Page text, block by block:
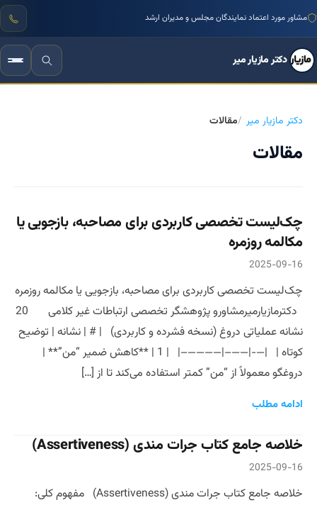
مشاور مورد اعتماد نمایندگان مجلس و مدیران ارشد
دکتر مازیار میر
دکتر مازیار میر مقالات
مقالات
چک‌لیست تخصصی کاربردی برای مصاحبه، بازجویی یا
مکالمه روزمره
2025-09-16
چک‌لیست تخصصی کاربردی برای مصاحبه، بازجویی یا مکالمه روزمره
دکترمازیارمیرمشاورو پژوهشگر تخصصی ارتباطات غیر کلامی 20
نشانه عملیاتی دروغ (نسخه فشرده و کاربردی) | # | نشانه | توضیح
کوتاه | |—-|——–|————–| | 1 | **کاهش ضمیر “من”** |
دروغگو معمولاً از “من” کمتر استفاده می‌کند تا از […]
ادامه مطلب
خلاصه جامع کتاب جرات مندی (Assertiveness)
2025-09-16
خلاصه جامع کتاب جرات مندی (Assertiveness) مفهوم کلی: